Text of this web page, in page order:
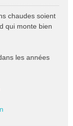
chaudes soient
qui monte bien
les années